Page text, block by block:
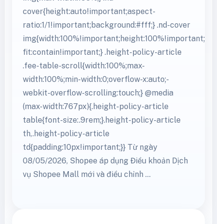
.nd-main-grid,.nd-article,.nd-article-top,.nd-
content,.height-policy-article{min-
width:0!important;max-width:100%;} .height-
policy-article figure,.height-policy-article
img{max-width:100%;} .nd-
cover{height:auto!important;aspect-
ratio:1/1!important;background:#fff;} .nd-cover
fit:contain!important;} .height-policy-article
.fee-table-scroll{width:100%;max-
width:100%;min-width:0;overflow-x:auto;-
webkit-overflow-scrolling:touch;} @media
(max-width:767px){.height-policy-article
table{font-size:.9rem;}.height-policy-article